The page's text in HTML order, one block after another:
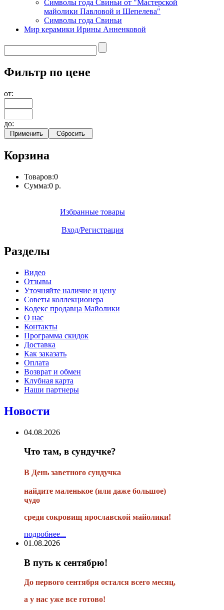
Символы года Свиньи от "Мастерской
майолики Павловой и Шепелева"
Символы года Свиньи
Мир керамики Ирины Анненковой
Фильтр по цене
от:
до:
Корзина
Товаров:0
Сумма:0 р.
Избранные товары
Вход/Регистрация
Разделы
Видео
Отзывы
Уточняйте наличие и цену
Советы коллекционера
Кодекс продавца Майолики
О нас
Контакты
Программа скидок
Доставка
Как заказать
Оплата
Возврат и обмен
Клубная карта
Наши партнеры
Новости
04.08.2026
Что там, в сундучке?
В День заветного сундучка
найдите маленькое (или даже большое)
чудо
среди сокровищ ярославской майолики!
подробнее...
01.08.2026
В путь к сентябрю!
До первого сентября остался всего месяц,
а у нас уже все готово!